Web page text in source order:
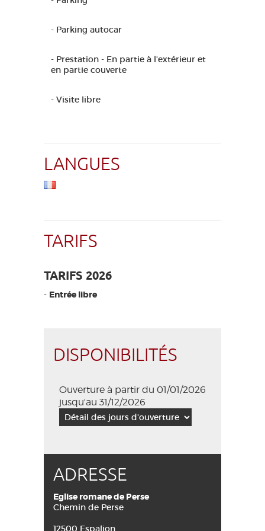
- Parking autocar
- Prestation - En partie à l'extérieur et
en partie couverte
- Visite libre
LANGUES
TARIFS
TARIFS 2026
- Entrée libre
DISPONIBILITÉS
Ouverture à partir du 01/01/2026
jusqu'au 31/12/2026
ADRESSE
Eglise romane de Perse
Chemin de Perse
12500 Espalion